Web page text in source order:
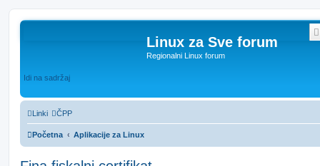
Linux za Sve forum
Regionalni Linux forum
Idi na sadržaj
Linki ČPP
Početna Aplikacije za Linux